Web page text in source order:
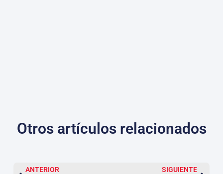
Otros artículos relacionados
ANTERIOR
SIGUIENTE